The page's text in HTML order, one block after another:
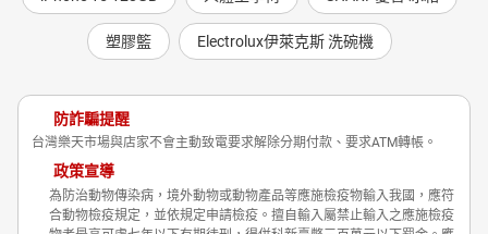
◎ 設計師打造「零浪費」餐廳
不是廚師，我是食物設計師！一星米其林主廚之女的跨界探
◎ 吃的設計師：荷蘭的食物設計驚艷全球
【第三部】北美洲、中美洲、南美洲
重新設計你的飲食指南：誰控制了你的飲食潛意識？
要食物，不要炸彈：我們分享食物，我們反對戰爭和貧窮
塑膠籃 Electrolux伊萊克斯 洗碗機
防詐騙提醒
台灣樂天市場與店家不會主動致電要求解除分期付款、要求ATM轉帳。
政策宣導
為防治動物傳染病，境外動物或動物產品等應施檢疫物輸入我國，應符
合動物檢疫規定，並依規定申請檢疫。擅自輸入屬禁止輸入之應施檢疫